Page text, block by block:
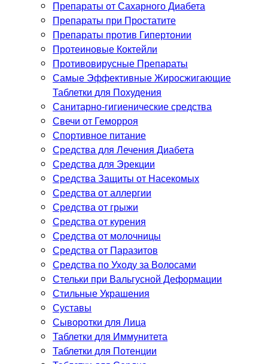
Препараты от Сахарного Диабета
Препараты при Простатите
Препараты против Гипертонии
Протеиновые Коктейли
Противовирусные Препараты
Самые Эффективные Жиросжигающие
Таблетки для Похудения
Санитарно-гигиенические средства
Свечи от Геморроя
Спортивное питание
Средства для Лечения Диабета
Средства для Эрекции
Средства Защиты от Насекомых
Средства от аллергии
Средства от грыжи
Средства от курения
Средства от молочницы
Средства от Паразитов
Средства по Уходу за Волосами
Стельки при Вальгусной Деформации
Стильные Украшения
Суставы
Сыворотки для Лица
Таблетки для Иммунитета
Таблетки для Потенции